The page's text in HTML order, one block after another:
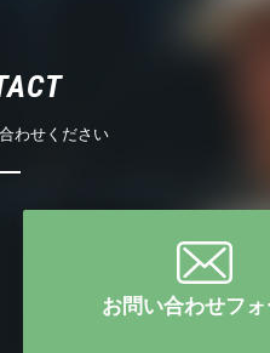
わせください
お問い合わせフ